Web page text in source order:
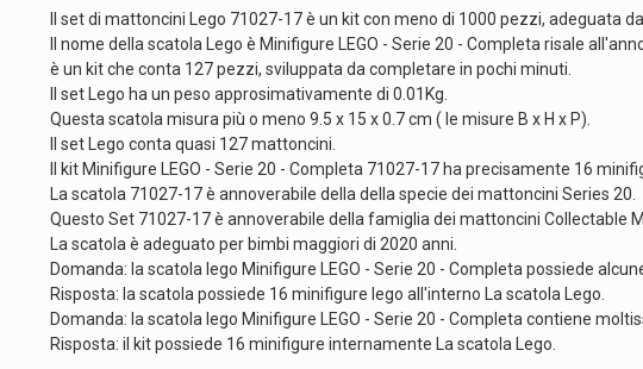
Il set di mattoncini Lego 71027-17 è un kit con meno di 1000 pezzi, adeguata
Il nome della scatola Lego è Minifigure LEGO - Serie 20 - Completa risale
è un kit che conta 127 pezzi, sviluppata da completare in pochi minuti.
Il set Lego ha un peso approsimativamente di 0.01Kg.
Questa scatola misura più o meno 9.5 x 15 x 0.7 cm ( le misure B x H x P).
Il set Lego conta quasi 127 mattoncini.
Il kit Minifigure LEGO - Serie 20 - Completa 71027-17 ha precisamente 16
La scatola 71027-17 è annoverabile della della specie dei mattoncini Series 20.
Questo Set 71027-17 è annoverabile della famiglia dei mattoncini Collectable
La scatola è adeguato per bimbi maggiori di 2020 anni.
Domanda: la scatola lego Minifigure LEGO - Serie 20 - Completa possiede
Risposta: la scatola possiede 16 minifigure lego all'interno La scatola Lego.
Domanda: la scatola lego Minifigure LEGO - Serie 20 - Completa contiene
Risposta: il kit possiede 16 minifigure internamente La scatola Lego.